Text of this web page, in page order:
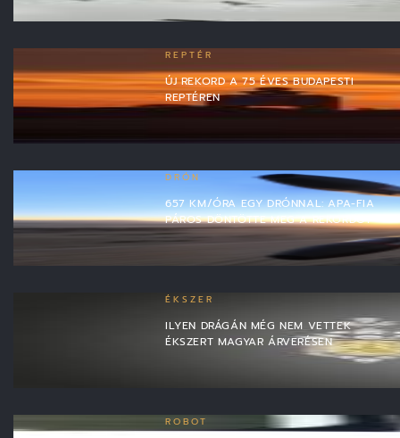
REPTÉR
ÚJ REKORD A 75 ÉVES BUDAPESTI
REPTÉREN
DRÓN
657 KM/ÓRA EGY DRÓNNAL: APA-FIA
PÁROS DÖNTÖTTE MEG A REKORDOT
ÉKSZER
ILYEN DRÁGÁN MÉG NEM VETTEK
ÉKSZERT MAGYAR ÁRVERÉSEN
ROBOT